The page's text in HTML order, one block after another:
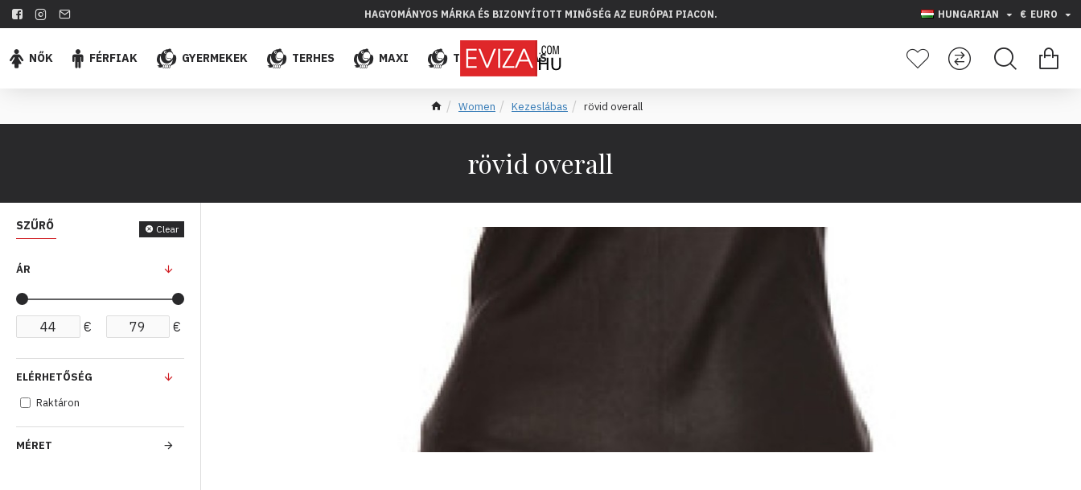
HAGYOMÁNYOS MÁRKA ÉS BIZONYÍTOTT MINŐSÉG AZ EURÓPAI PIACON. HUNGARIAN € EURO
NŐK FÉRFIAK GYERMEKEK TERHES MAXI TÖBB ELADÁS
Women Kezeslábas rövid overall
rövid overall
SZŰRŐ Clear
ÁR
€ €
MÉRET
ELÉRHETŐSÉG
Raktáron